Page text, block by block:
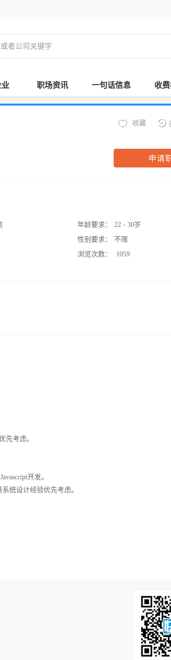
业 职场资讯 一句话信息 收
收藏
申请
年龄要求：
22 - 30岁
性别要求：
不限
浏览次数：
1059
先考虑。
开发。
统设计经验优先考虑。